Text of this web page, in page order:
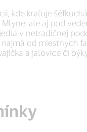
kde kraľuje
ale aj pod
v netradičnej
od miestnych
a jalovice či